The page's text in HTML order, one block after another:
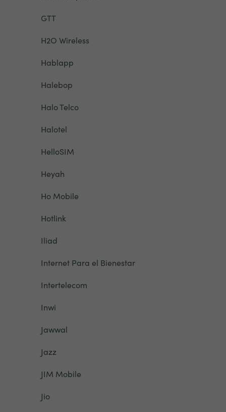
GTT
H2O Wireless
Hablapp
Halebop
Halo Telco
Halotel
HelloSIM
Heyah
Ho Mobile
Hotlink
Iliad
Internet Para el Bienestar
Intertelecom
Inwi
Jawwal
Jazz
JIM Mobile
Jio